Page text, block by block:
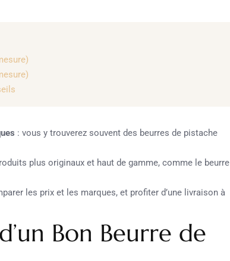
: vous y trouverez souvent des beurres de pistache
plus originaux et haut de gamme, comme le beurre
les prix et les marques, et profiter d’une livraison à
Bon Beurre de